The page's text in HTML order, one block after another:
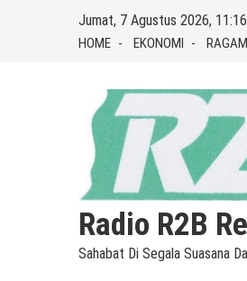
Jumat, 7 Agustus 2026,
HOME EKONOMI RAGAM
Radio R2B
Sahabat Di Segala Suasana